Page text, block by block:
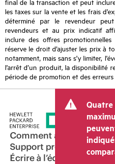
les taxes sur la vente et les frais
déterminé par le revendeur
revendeurs et au prix indicatif
inclure des offres
réserve le droit d’ajuster les prix à
notamment, mais sans s’y limiter,
l’arrêt d’un produit, la disponibilité
période de promotion et des erreurs
Comment acheter
Support produit
Écrire à l’équipe